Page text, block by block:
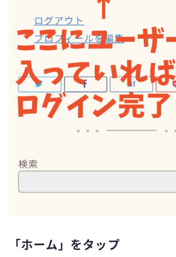
「ホーム」をタップ